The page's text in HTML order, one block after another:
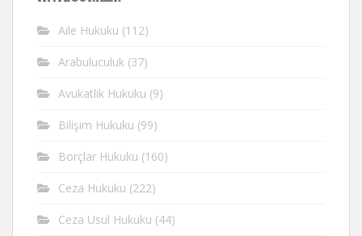
Aile Hukuku (112)
Arabuluculuk (37)
Avukatlık Hukuku (9)
Bilişim Hukuku (99)
Borçlar Hukuku (160)
Ceza Hukuku (222)
Ceza Usul Hukuku (44)